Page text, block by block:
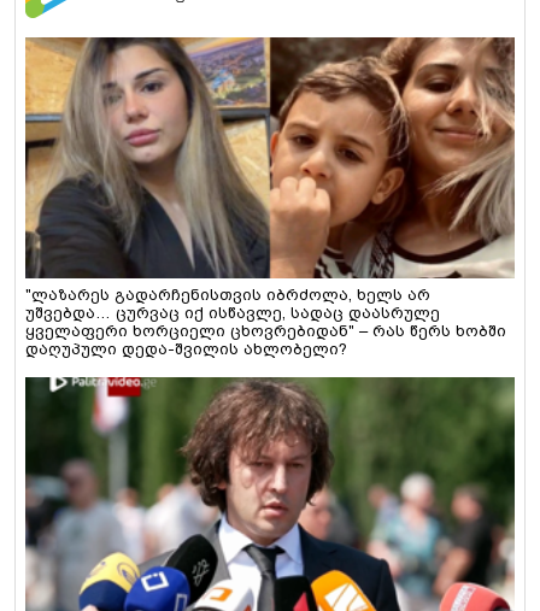
"ლაზარეს გადარჩენისთვის იბრძოლა, ხელს არ
უშვებდა… ცურვაც იქ ისწავლე, სადაც დაასრულე
ყველაფერი ხორციელი ცხოვრებიდან" – რას წერს ხობში
დაღუპული დედა-შვილის ახლობელი?